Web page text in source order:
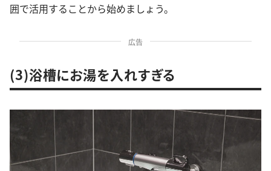
囲で活用することから始めましょう。
広告
(3)浴槽にお湯を入れすぎる